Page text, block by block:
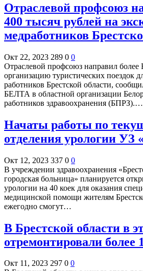
Отраслевой профсоюз
400 тысяч рублей на
медработников
Окт 22, 2023 289 0 0
Отраслевой профсоюз направил более
организацию туристических поездок
работников Брестской области,
БЕЛТА в областной организации
работников здравоохранения (БПРЗ).…
Начаты работы по
отделения урологии УЗ
Окт 12, 2023 337 0 0
В учреждении здравоохранения
городская больница» планируется
урологии на 40 коек для оказания
медицинской помощи жителям
ежегодно смогут…
В Брестской области в
отремонтировали
Окт 11, 2023 297 0 0